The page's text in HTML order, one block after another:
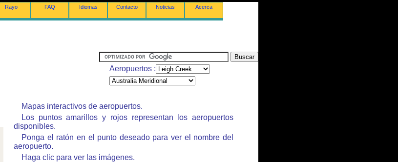
Rayo FAQ Idiomas Contacto Noticias Acerca
Aeropuertos :
Mapas interactivos de aeropuertos.
Los puntos amarillos y rojos representan los aeropuertos
disponibles.
Ponga el ratón en el punto deseado para ver el nombre del
aeropuerto.
Haga clic para ver las imágenes.